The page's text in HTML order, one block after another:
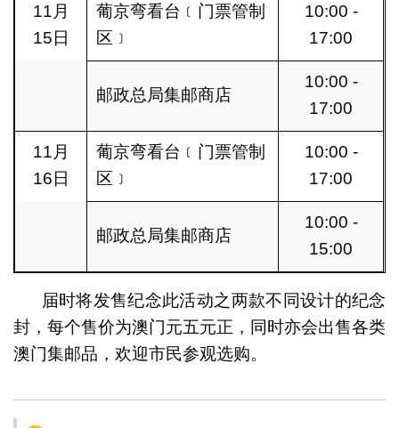
11月
15日
葡京弯看台﹝门票管制
区﹞
10:00 -
17:00
邮政总局集邮商店
10:00 -
17:00
11月
16日
葡京弯看台﹝门票管制
区﹞
10:00 -
17:00
邮政总局集邮商店
10:00 -
15:00
届时将发售纪念此活动之两款不同设计的纪念
封，每个售价为澳门元五元正，同时亦会出售各类
澳门集邮品，欢迎市民参观选购。